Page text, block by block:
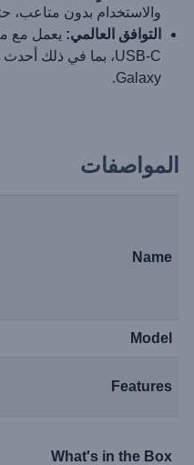
والاستخدام بدون متاعب،
التوافق العالمي: يعمل مع
Galaxy.
المواصفات
Name
Model
Features
What's in the Box